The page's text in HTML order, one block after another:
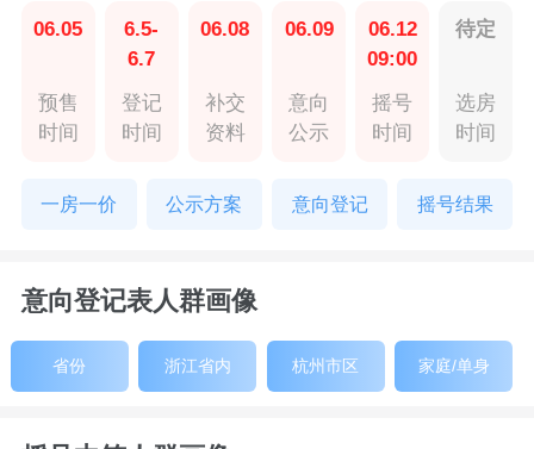
06.05
预售
时间
6.5-
6.7
登记
时间
06.08
补交
资料
06.09
意向
公示
06.12
09:00
摇号
时间
待定
选房
时间
一房一价 公示方案 意向登记 摇号结果
意向登记表人群画像
省份 浙江省内 杭州市区 家庭/单身